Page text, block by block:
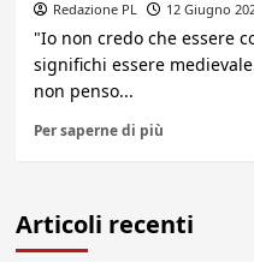
Redazione PL 12 Giugno
"Io non credo che essere
significhi essere
non penso...
Per saperne di più
Articoli recenti